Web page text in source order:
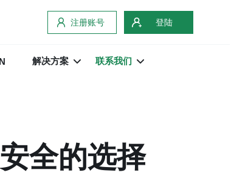
注册账号 登陆
解决方案 联系我们
全的选择